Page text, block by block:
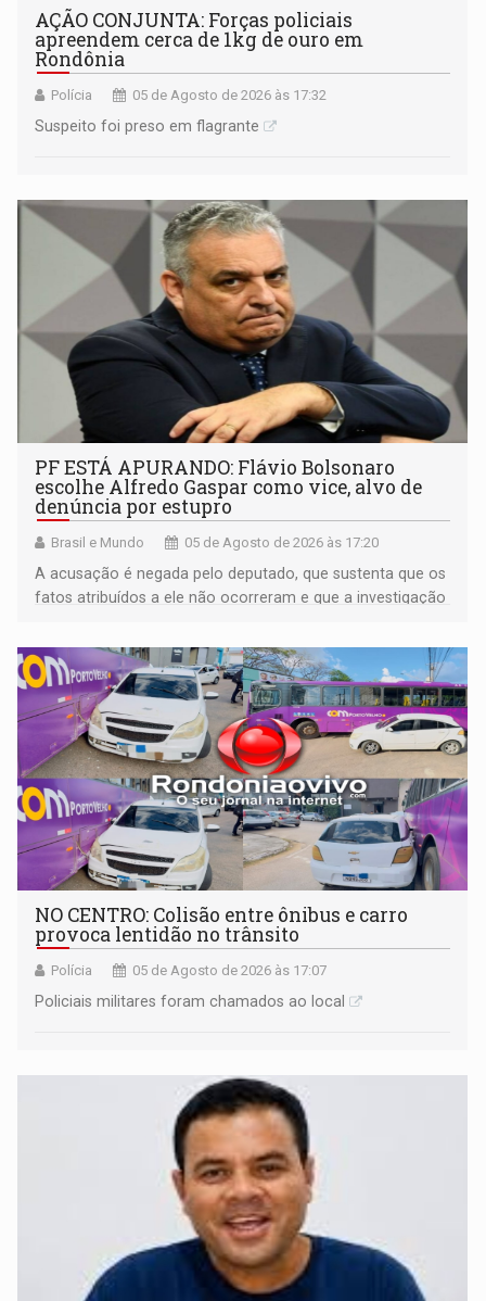
AÇÃO CONJUNTA: Forças policiais
apreendem cerca de 1kg de ouro em
Rondônia
Polícia 05 de Agosto de 2026 às 17:32
Suspeito foi preso em flagrante
PF ESTÁ APURANDO: Flávio Bolsonaro
escolhe Alfredo Gaspar como vice, alvo de
denúncia por estupro
Brasil e Mundo 05 de Agosto de 2026 às 17:20
A acusação é negada pelo deputado, que sustenta que os
fatos atribuídos a ele não ocorreram e que a investigação
NO CENTRO: Colisão entre ônibus e carro
provoca lentidão no trânsito
Polícia 05 de Agosto de 2026 às 17:07
Policiais militares foram chamados ao local